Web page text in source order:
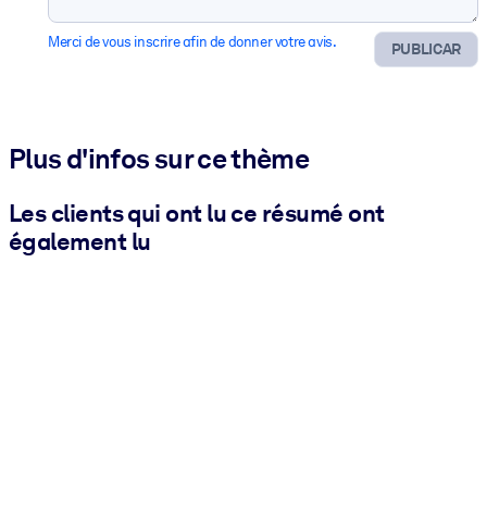
PUBLICAR
Merci de vous inscrire afin de donner votre avis.
Plus d'infos sur ce thème
Les clients qui ont lu ce résumé ont
également lu